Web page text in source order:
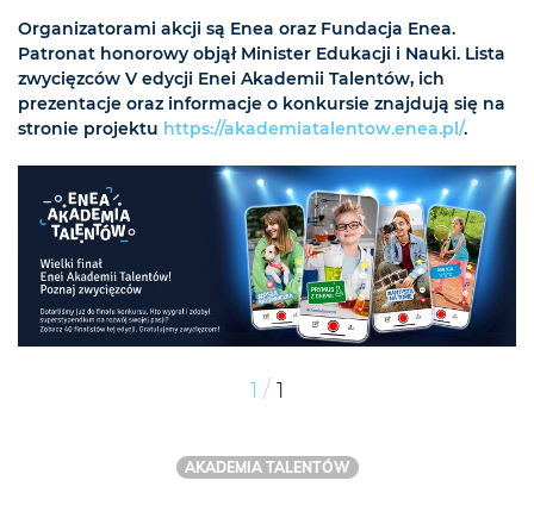
Organizatorami akcji są Enea oraz Fundacja Enea.
Patronat honorowy objął Minister Edukacji i Nauki. Lista
zwycięzców V edycji Enei Akademii Talentów, ich
prezentacje oraz informacje o konkursie znajdują się na
stronie projektu https://akademiatalentow.enea.pl/.
1 / 1
AKADEMIA TALENTÓW